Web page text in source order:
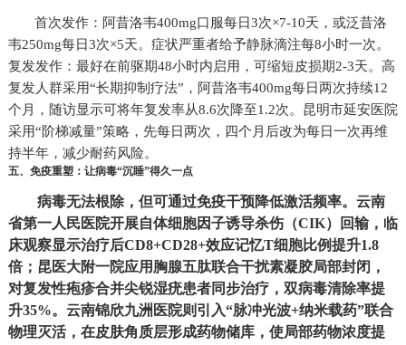
首次发作：阿昔洛韦400mg口服每日3次×7-10天，或泛昔洛
韦250mg每日3次×5天。症状严重者给予静脉滴注每8小时一次。
复发发作：最好在前驱期48小时内启用，可缩短皮损期2-3天。高
复发人群采用“长期抑制疗法”，阿昔洛韦400mg每日两次持续12
个月，随访显示可将年复发率从8.6次降至1.2次。昆明市延安医院
采用“阶梯减量”策略，先每日两次，四个月后改为每日一次再维
持半年，减少耐药风险。
五、免疫重塑：让病毒“沉睡”得久一点
病毒无法根除，但可通过免疫干预降低激活频率。云南
省第一人民医院开展自体细胞因子诱导杀伤（CIK）回输，临
床观察显示治疗后CD8+CD28+效应记忆T细胞比例提升1.8
倍；昆医大附一院应用胸腺五肽联合干扰素凝胶局部封闭，
对复发性疱疹合并尖锐湿疣患者同步治疗，双病毒清除率提
升35%。云南锦欣九洲医院则引入“脉冲光波+纳米载药”联合
物理灭活，在皮肤角质层形成药物储库，使局部药物浓度提